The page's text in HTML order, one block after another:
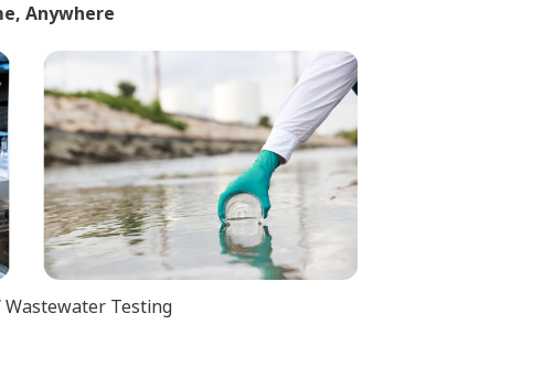
Anywhere
Wastewater Testing